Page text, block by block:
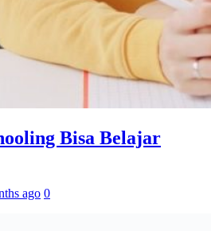
Bisa Belajar
ago 0